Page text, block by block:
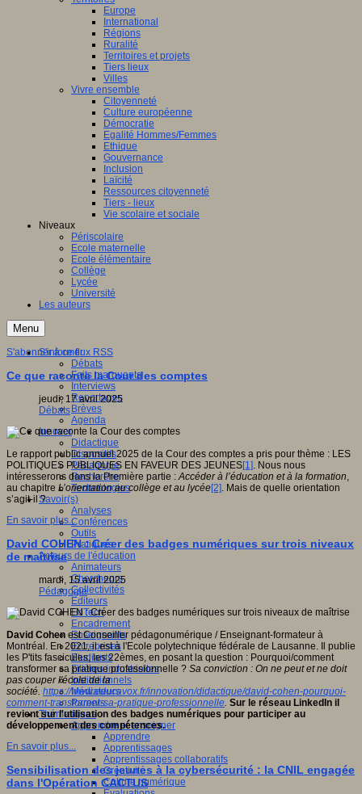
Europe
International
Régions
Ruralité
Territoires et projets
Tiers lieux
Villes
Vivre ensemble
Citoyenneté
Culture européenne
Démocratie
Egalité Hommes/Femmes
Ethique
Gouvernance
Inclusion
Laïcité
Ressources citoyenneté
Tiers - lieux
Vie scolaire et sociale
Niveaux
Périscolaire
Ecole maternelle
Ecole élémentaire
Collège
Lycée
Université
Les auteurs
Menu
S'informer
Débats
Faits marquants
Interviews
Reportages
Brèves
Agenda
Innover
Didactique
Dispositifs
Pédagogie
Recherche
Technologies
Savoir(s)
Analyses
Conférences
Outils
Pratiques
Acteurs de l'éducation
Animateurs
Chercheurs
Collectivités
Editeurs
EdTech
Encadrement
Enseignants
Entreprises
Etudiants
Filières industrielles
Institutionnels
Médiateurs
Parents
Thématiques
Apprendre et enseigner
Apprendre
Apprentissages
Apprentissages collaboratifs
Créativité
Culture numérique
S'abonner à ce flux RSS
Ce que raconte la Cour des comptes
jeudi, 17 avril 2025
Débats
Le rapport public annuel 2025 de la Cour des comptes a pris pour thème : LES
POLITIQUES PUBLIQUES EN FAVEUR DES JEUNES[1]. Nous nous
intéresserons dans la Première partie :Accéder à l’éducation et à la formation,
au chapitre L’orientation au collège et au lycée[2]. Mais de quelle orientation
s’agit-il ?
En savoir plus...
David COHEN : Créer des badges numériques sur trois niveaux
de maîtrise
mardi, 15 avril 2025
Pédagogie
David Cohen est Conseiller pédagonumérique / Enseignant-formateur à
Montréal. En 2021, il est à l'Ecole polytechnique fédérale de Lausanne. Il publie
les P'tits fascicules, les 22èmes, en posant la question : Pourquoi/comment
transformer sa pratique professionnelle ? Sa conviction : On ne peut et ne doit
pas couper l'école de la
société. https://www.educavox.fr/innovation/didactique/david-cohen-pourquoi-
comment-transformer-sa-pratique-professionnelle. Sur le réseau LinkedIn il
revient sur l'utilisation des badges numériques pour participer au
développement des compétences.
En savoir plus...
Sensibilisation des jeunes à la cybersécurité : la CNIL engagée
dans l'Opération CACTUS